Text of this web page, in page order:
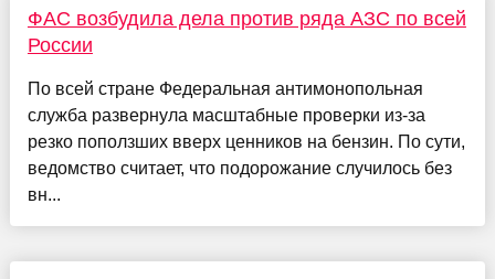
ФАС возбудила дела против ряда АЗС по всей
России
По всей стране Федеральная антимонопольная
служба развернула масштабные проверки из-за
резко поползших вверх ценников на бензин. По сути,
ведомство считает, что подорожание случилось без
вн...